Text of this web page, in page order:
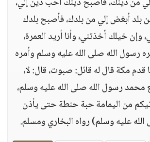
بلد أبغض إلي من بلدك، فأصبح بلدك
وإن خيلك أخذتني، وأنا أريد العمرة،
رسول الله صلى الله عليه وسلم وأمره
قدم مكة قال له قائل: صبوت، قال: لا،
رسول الله صلى الله عليه وسلم،
من اليمامة حبة حنطة حتى يأذن
الله عليه وسلم) رواه البخاري ومسلم.